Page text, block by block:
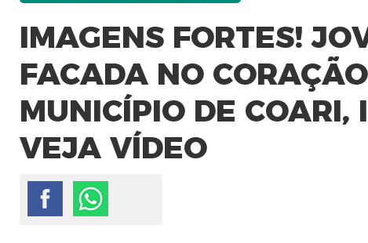
IMAGENS FORTES!
FACADA NO
MUNICÍPIO DE
VEJA VÍDEO